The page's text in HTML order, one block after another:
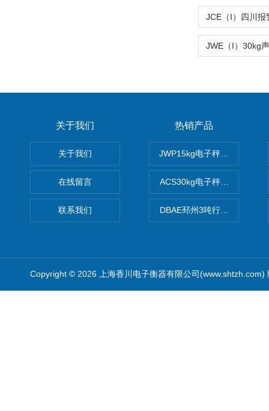
关于我们
关于我们
在线留言
联系我们
热销产品
JWP15kg电子秤价格,15公
ACS30kg电子秤价格,30公
DBAE邳州3吨行车电子吊秤
Copyright © 2026 上海香川电子衡器有限公司(www.shtzh.com)